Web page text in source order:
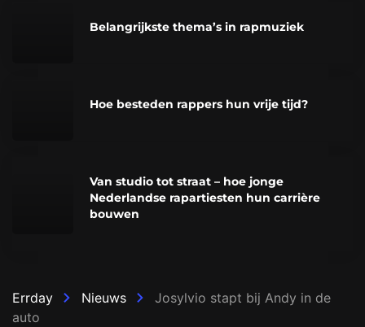
Belangrijkste thema’s in rapmuziek
Hoe besteden rappers hun vrije tijd?
Van studio tot straat – hoe jonge
Nederlandse rapartiesten hun carrière
bouwen
Errday Nieuws
Josylvio stapt bij Andy in de
auto